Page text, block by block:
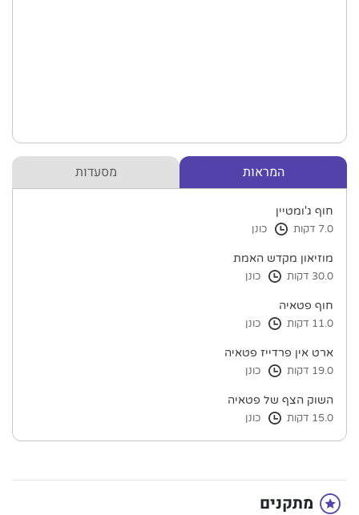
המראות מסעדות
חוף ג'ומטיין
7.0 דקות כונן
מוזיאון מקדש האמת
30.0 דקות כונן
חוף פטאיה
11.0 דקות כונן
ארט אין פרדייז פטאיה
19.0 דקות כונן
השוק הצף של פטאיה
15.0 דקות כונן
מתקנים